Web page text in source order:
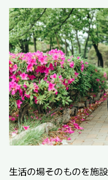
生活の場そのものを施